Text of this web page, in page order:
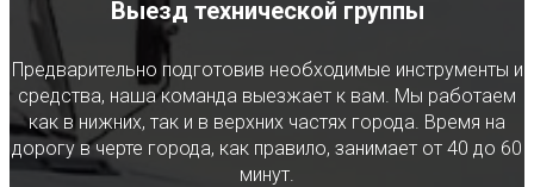
Выезд технической группы
Предварительно подготовив необходимые инструменты и
средства, наша команда выезжает к вам. Мы работаем
как в нижних, так и в верхних частях города. Время на
дорогу в черте города, как правило, занимает от 40 до 60
минут.